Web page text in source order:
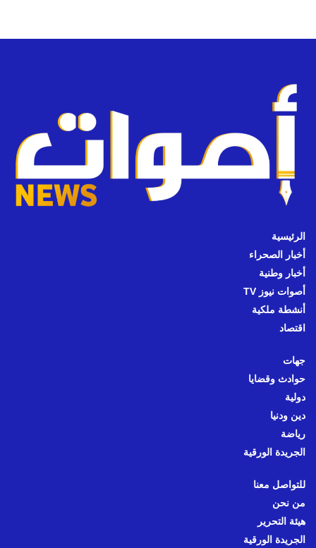
الرئيسية
أخبار الصحراء
أخبار وطنية
أصوات نيوز TV
أنشطة ملكية
اقتصاد
جهات
حوادث وقضايا
دولية
دين ودنيا
رياضة
الجريدة الورقية
للتواصل معنا
من نحن
هيئة التحرير
الجريدة الورقية